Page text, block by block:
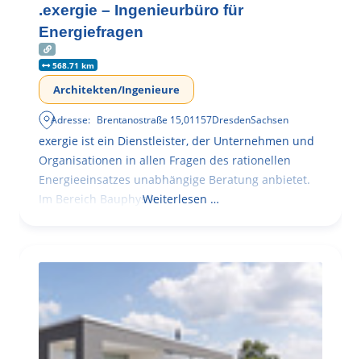
.exergie – Ingenieurbüro für
Energiefragen
568.71 km
Architekten/Ingenieure
Adresse: Brentanostraße 15,01157DresdenSachsen
exergie ist ein Dienstleister, der Unternehmen und
Organisationen in allen Fragen des rationellen
Energieeinsatzes unabhängige Beratung anbietet.
Im Bereich BauphysikWeiterlesen …